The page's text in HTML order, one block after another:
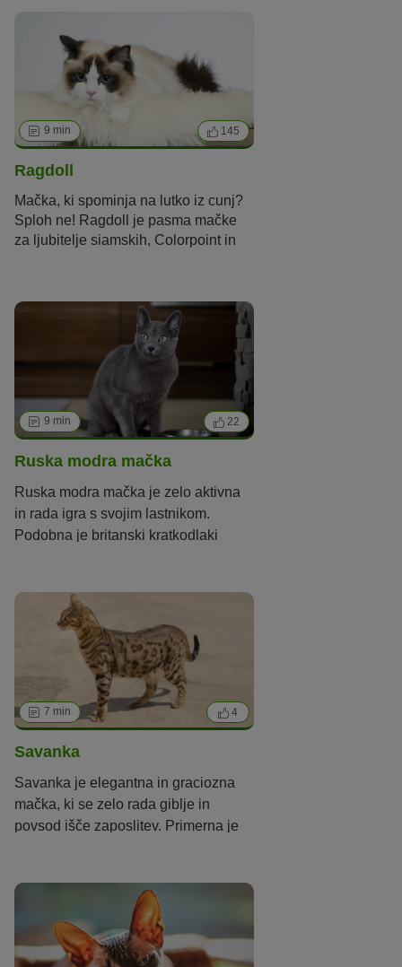
9 min 145
Ragdoll
Mačka, ki spominja na lutko iz cunj?
Sploh ne! Ragdoll je pasma mačke
za ljubitelje siamskih, Colorpoint in
njegovo nenavadno barvo in sijoče
9 min 22
Ruska modra mačka
Ruska modra mačka je zelo aktivna
in rada igra s svojim lastnikom.
Podobna je britanski kratkodlaki
7 min 4
Savanka
Savanka je elegantna in graciozna
mačka, ki se zelo rada giblje in
povsod išče zaposlitev. Primerna je